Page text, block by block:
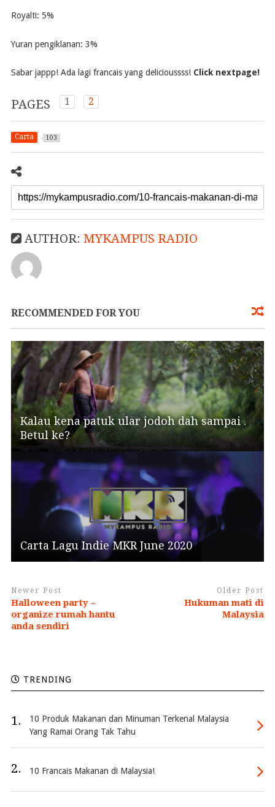
Royalti: 5%
Yuran pengiklanan: 3%
Sabar jappp! Ada lagi francais yang delicioussss! Click nextpage!
PAGES 1 2
Carta 103
AUTHOR: MYKAMPUS RADIO
RECOMMENDED FOR YOU
Kalau kena patuk ular jodoh dah sampai .
Betul ke?
Carta Lagu Indie MKR June 2020
Newer Post
Halloween party –
organize rumah hantu
anda sendiri
Older Post
Hukuman mati di
Malaysia
TRENDING
1.
10 Produk Makanan dan Minuman Terkenal Malaysia
Yang Ramai Orang Tak Tahu
2. 10 Francais Makanan di Malaysia!